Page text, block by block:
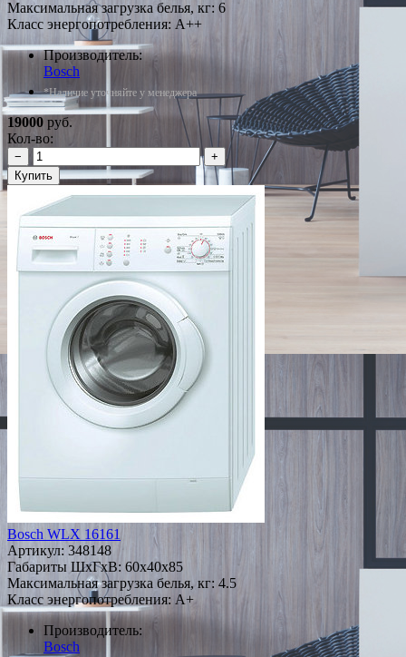
Максимальная загрузка белья, кг: 6
Класс энергопотребления: A++
Производитель:
Bosch
*Наличие уточняйте у менеджера
19000 руб.
Кол-во:
−
+
Купить
Bosch WLX 16161
Артикул: 348148
Габариты ШxГxВ: 60x40x85
Максимальная загрузка белья, кг: 4.5
Класс энергопотребления: A+
Производитель:
Bosch